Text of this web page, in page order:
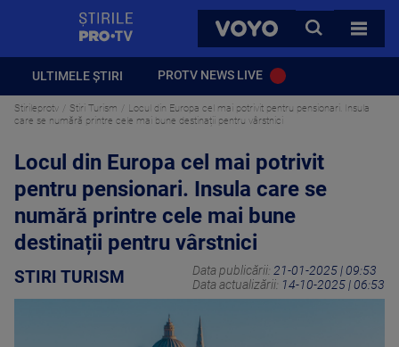
VOYO
CAUTA
TOATE
ULTIMELE ȘTIRI PROTV NEWS LIVE
Stirileprotv Stiri Turism
Locul din Europa cel mai potrivit pentru pensionari. Insula
care se numără printre cele mai bune destinații pentru vârstnici
Locul din Europa cel mai potrivit
pentru pensionari. Insula care se
numără printre cele mai bune
destinații pentru vârstnici
STIRI TURISM Data publicării: 21-01-2025 | 09:53
Data actualizării: 14-10-2025 | 06:53